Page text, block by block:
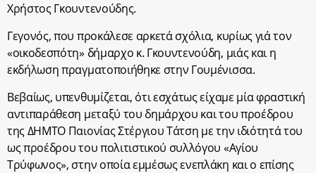
Χρήστος Γκουντενούδης.
Γεγονός, που προκάλεσε αρκετά σχόλια, κυρίως γιά τον
«οικοδεσπότη» δήμαρχο κ. Γκουντενούδη, μιάς και η
εκδήλωση πραγματοποιήθηκε στην Γουμένισσα.
Βεβαίως, υπενθυμίζεται, ότι εσχάτως είχαμε μία φραστική
αντιπαράθεση μεταξύ του δημάρχου και του προέδρου
της ΔΗΜΤΟ Παιονίας Στέργιου Τάτση με την ιδιότητά του
ως προέδρου του πολιτιστικού συλλόγου «Αγίου
Τρύφωνος», στην οποία εμμέσως ενεπλάκη και ο επίσης